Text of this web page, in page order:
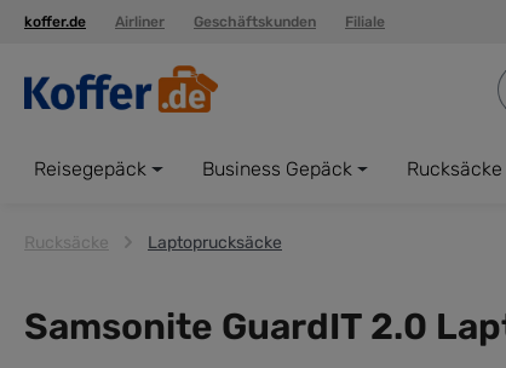
Zur Hauptnavigation springen
koffer.de Airliner Geschäftskunden Filiale
Reisegepäck Business Gepäck Rucksäcke
Rucksäcke Laptoprucksäcke
Samsonite GuardIT 2.0